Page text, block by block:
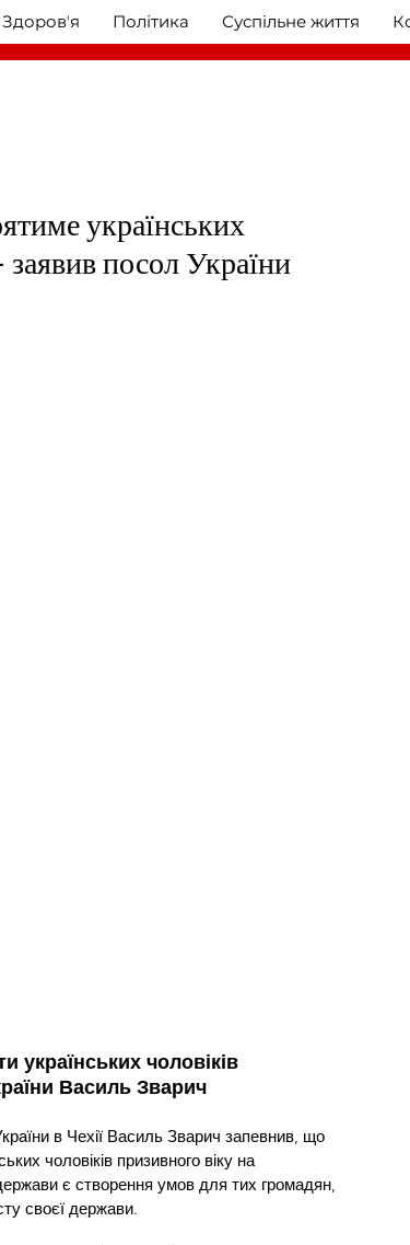
Здоровʼя Політика Суспільне життя
українських
заявив посол України
українських чоловіків
Василь Зварич
в Чехії Василь Зварич запевнив, що
чоловіків призивного віку на
є створення умов для тих громадян,
своєї держави.